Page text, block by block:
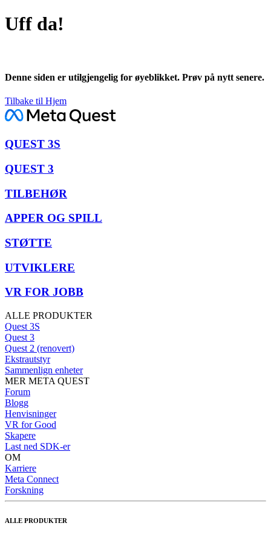
Uff da!
Denne siden er utilgjengelig for øyeblikket. Prøv på nytt senere.
Tilbake til Hjem
QUEST 3S
QUEST 3
TILBEHØR
APPER OG SPILL
STØTTE
UTVIKLERE
VR FOR JOBB
ALLE PRODUKTER
Quest 3S
Quest 3
Quest 2 (renovert)
Ekstrautstyr
Sammenlign enheter
MER META QUEST
Forum
Blogg
Henvisninger
VR for Good
Skapere
Last ned SDK-er
OM
Karriere
Meta Connect
Forskning
ALLE PRODUKTER